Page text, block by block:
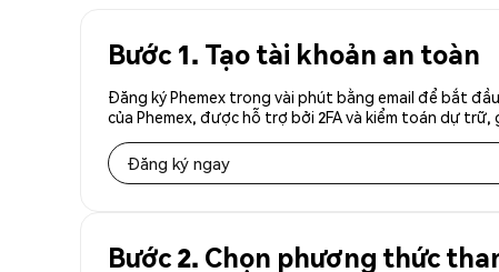
Bước 1. Tạo tài khoản an toàn
Đăng ký Phemex trong vài phút bằng email để bắt
của Phemex, được hỗ trợ bởi 2FA và kiểm toán dự
Đăng ký ngay
Bước 2. Chọn phương thức